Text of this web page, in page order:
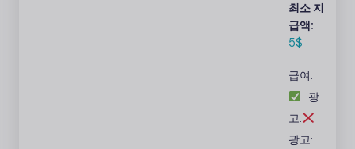
제 링크
를 관리
하고 보
호하면
서 온라
인으로
수익을
창출할
최소 지
급액:
5$
급여:
광
고:
광고: